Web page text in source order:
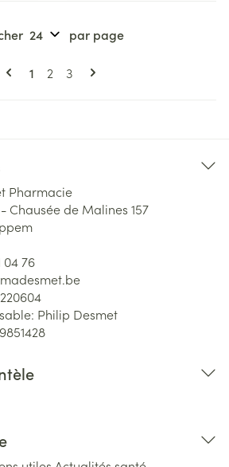
Pages
Vous lisez actuellement la page
1 Page
2 Page
3
par page
Pharmacie
Chausée de Malines 157
04 76
220604
Philip Desmet